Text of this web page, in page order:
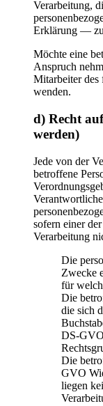
Verarbeitung,
Erklärung —
Möchte eine
Anspruch
Mitarbeiter des
wenden.
d) Recht
werden)
Jede von der
betroffene
sofern einer
Verarbeitung
Die
Zwecke
für
Die
die sich
DS-
Die
GVO
liegen